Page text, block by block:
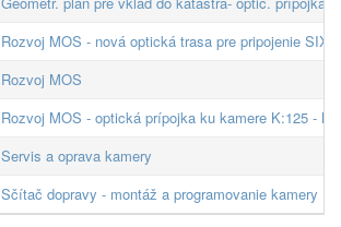
Rozvoj MOS - nová optická trasa pre pripojenie SIX
Rozvoj MOS
Rozvoj MOS - optická prípojka ku kamere K:125 -
Servis a oprava kamery
Sčítač dopravy - montáž a programovanie kamery